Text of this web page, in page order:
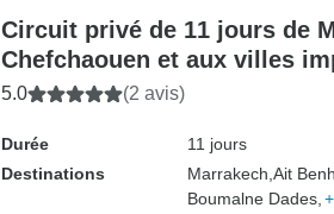
Circuit privé de 11 jours de
Chefchaouen et aux villes
d'Essaouira via Sahara
5.0 (2 avis)
Durée
11 jours
Destinations
Marrakech, Ait
Boumalne Dades,